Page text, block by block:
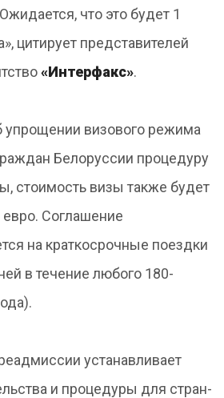
что это будет 1
цитирует представителей
«Интерфакс».
упрощении визового режима
Белоруссии процедуру
стоимость визы также будет
Соглашение
на краткосрочные поездки
в течение любого 180-
устанавливает
и процедуры для стран-